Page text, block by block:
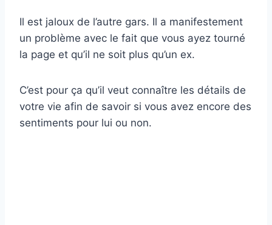
Il est jaloux de l’autre gars. Il a manifestement
un problème avec le fait que vous ayez tourné
la page et qu’il ne soit plus qu’un ex.
C’est pour ça qu’il veut connaître les détails de
votre vie afin de savoir si vous avez encore des
sentiments pour lui ou non.